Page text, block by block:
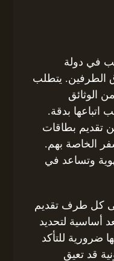
في دولة
الطرفين. يتطلب
الوثائق
اتباعها بدقة.
تقديم بطاقات
الخاصة بهم.
وتساعد في
كل طرف تقديم
أساسية لتحديد
ضرورية للتأكد
قد تعيق